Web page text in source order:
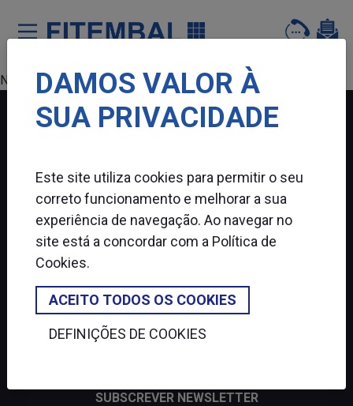
Saltar para o conteï¿½do principal da pï¿½gina
Nenhum produto encontrado.
SIGA-NOS
SUBSCREVER NEWSLETTER
DAMOS VALOR À
SUA PRIVACIDADE
Este site utiliza cookies para permitir o seu
correto funcionamento e melhorar a sua
experiência de navegação. Ao navegar no
site está a concordar com a Política de
Cookies.
ACEITO TODOS OS COOKIES
DEFINIÇÕES DE COOKIES